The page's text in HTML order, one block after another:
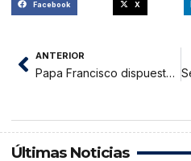
Facebook X
ANTERIOR
Papa Francisco dispuesto a viajar a Moscú para reunirse con Vladimir Putin
Últimas Noticias